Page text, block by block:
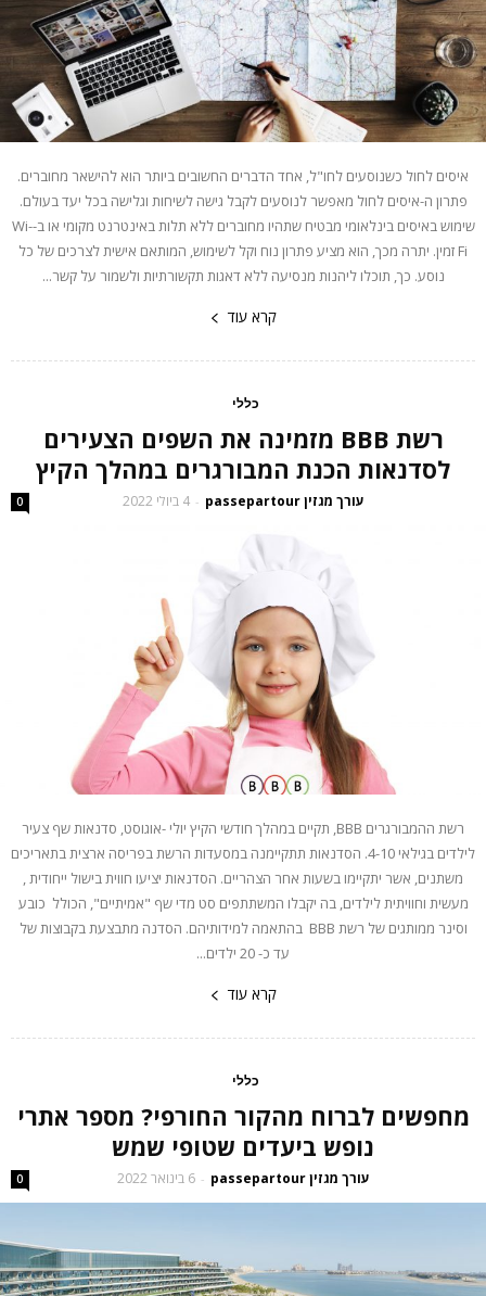
איסים לחול כשנוסעים לחו"ל, אחד הדברים החשובים ביותר הוא להישאר מחוברים.
פתרון ה-איסים לחול מאפשר לנוסעים לקבל גישה לשיחות וגלישה בכל יעד בעולם.
שימוש באיסים בינלאומי מבטיח שתהיו מחוברים ללא תלות באינטרנט מקומי או ב-Wi-
Fi זמין. יתרה מכך, הוא מציע פתרון נוח וקל לשימוש, המותאם אישית לצרכים של כל
נוסע. כך, תוכלו ליהנות מנסיעה ללא דאגות תקשורתיות ולשמור על קשר...
קרא עוד
כללי
רשת BBB מזמינה את השפים הצעירים
לסדנאות הכנת המבורגרים במהלך הקיץ
עורך מגזין passepartour - 4 ביולי 2022 0
רשת ההמבורגרים BBB, תקיים במהלך חודשי הקיץ יולי -אוגוסט, סדנאות שף צעיר
לילדים בגילאי 4-10. הסדנאות תתקיימנה במסעדות הרשת בפריסה ארצית בתאריכים
משתנים, אשר יתקיימו בשעות אחר הצהריים. הסדנאות יציעו חווית בישול ייחודית ,
מעשית וחוויתית לילדים, בה יקבלו המשתתפים סט מדי שף "אמיתיים", הכולל כובע
וסינר ממותגים של רשת BBB בהתאמה למידותיהם. הסדנה מתבצעת בקבוצות של
עד כ- 20 ילדים...
קרא עוד
כללי
מחפשים לברוח מהקור החורפי? מספר אתרי
נופש ביעדים שטופי שמש
עורך מגזין passepartour - 6 בינואר 2022 0